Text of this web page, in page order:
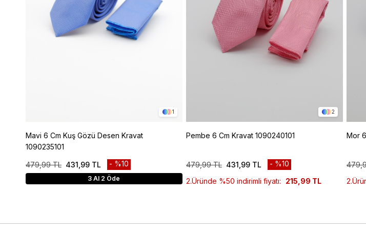
1
Mavi 6 Cm Kuş Gözü Desen Kravat
1090235101
431,99 TL
479,99 TL %10
3 Al 2 Öde
2
Pembe 6 Cm Kravat 1090240101
431,99 TL
479,99 TL
%10
2.Üründe %50 indirimli fiyatı:
215,99 TL
Mor